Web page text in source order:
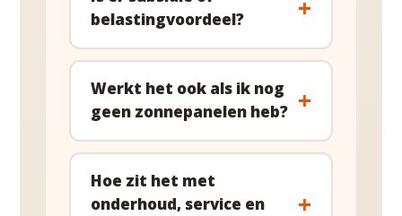
belastingvoordeel?
Werkt het ook als ik nog
geen zonnepanelen heb?
Hoe zit het met
onderhoud, service en